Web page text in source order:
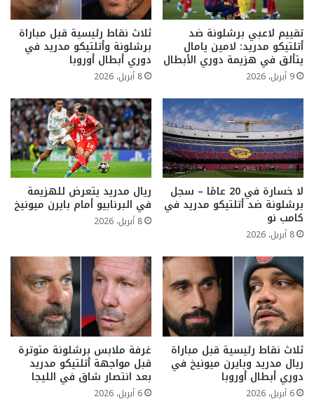
تقييم لاعبي برشلونة ضد
أتلتيكو مدريد: لامين يامال
يتألق في هزيمة دوري الأبطال
9 أبريل، 2026
ثلاث نقاط رئيسية قبل مباراة
برشلونة وأتلتيكو مدريد في
دوري أبطال أوروبا
8 أبريل، 2026
لا خسارة في 20 عامًا – سجل
برشلونة ضد أتلتيكو مدريد في
كامب نو
8 أبريل، 2026
ريال مدريد يتعرض للهزيمة
في البرنابيو أمام بايرن ميونيخ
8 أبريل، 2026
ثلاث نقاط رئيسية قبل مباراة
ريال مدريد وبايرن ميونيخ في
دوري أبطال أوروبا
6 أبريل، 2026
غرفة ملابس برشلونة متوترة
قبل مواجهة أتلتيكو مدريد
بعد انتصار شاق في الليجا
6 أبريل، 2026